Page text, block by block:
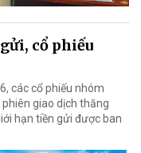
cổ phiếu
các cổ phiếu nhóm
phiên giao dịch thăng
hạn tiền gửi được ban